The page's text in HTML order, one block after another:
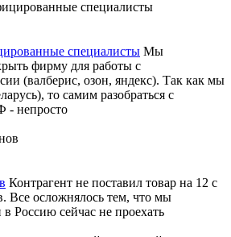
специалисты Мы
фирму для работы с
(валберис, озон, яндекс). Так как мы
то самим разобраться с
- непросто
Контрагент не поставил товар на 12 с
Все осложнялось тем, что мы
Россию сейчас не проехать